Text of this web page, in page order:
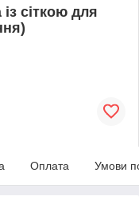
сіткою для
Оплата Умови